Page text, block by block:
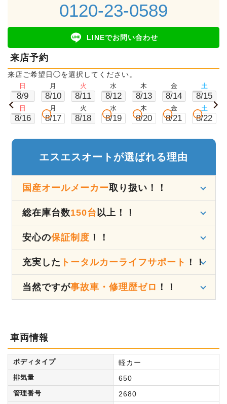
0120-23-0589
LINEでお問い合わせ
来店予約
来店ご希望日◯を選択してください。
日
8/9
月
8/10
火
8/11
水
8/12
木
8/13
金
8/14
土
8/15
日
8/16
月
8/17
火
8/18
水
8/19
木
8/20
金
8/21
土
8/22
車両情報
ボディタイプ 軽カー
排気量 650
管理番号 2680
エスエスオートが選ばれる理由
国産オールメーカー取り扱い！！
総在庫台数150台 以上！！
安心の保証制度 ！！
充実した トータルカーライフサポート ！！
当然ですが事故車・修理歴ゼロ ！！